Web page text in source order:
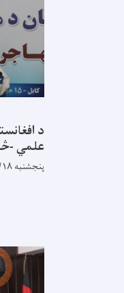
د
علمي -
پنجشنبه ۱۴۰۱/۱۲/۱۸ - ۹:۵۲